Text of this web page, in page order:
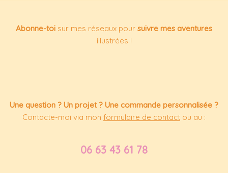
Abonne-toi sur mes réseaux pour suivre mes aventures
illustrées !
Une question ? Un projet ? Une commande personnalisée ?
Contacte-moi via mon formulaire de contact ou au :
06 63 43 61 78